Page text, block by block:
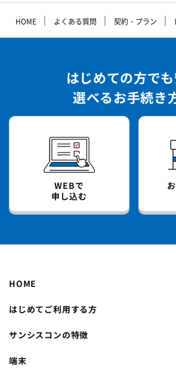
HOME ｜ よくある質問 ｜ 契約・プラン ｜
はじめての方で
選べるお手続き
WEBで
申し込む
HOME
はじめてご利用する方
サンシスコンの特徴
端末